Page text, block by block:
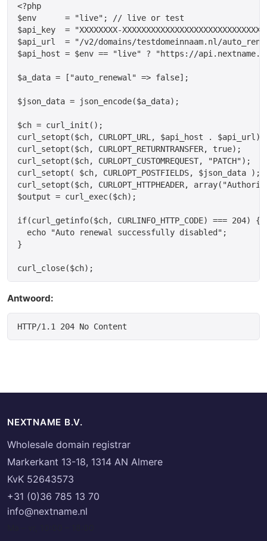
<?php
$env      = "live"; // live or test
$api_key  = "XXXXXXXX-
$api_url  = "/v2/domains/testdomeinnaam.nl/
$api_host = $env == "live" ? "https://
$a_data = ["auto_renewal" => false];
$json_data = json_encode($a_data);
$ch = curl_init();
curl_setopt($ch, CURLOPT_URL, $api_host . $api_url);
curl_setopt($ch, CURLOPT_RETURNTRANSFER, true);
curl_setopt($ch, CURLOPT_CUSTOMREQUEST, "PATCH");
curl_setopt( $ch, CURLOPT_POSTFIELDS, $json_data );
curl_setopt($ch, CURLOPT_HTTPHEADER,
$output = curl_exec($ch);
if(curl_getinfo($ch, CURLINFO_HTTP_CODE) === 204) {
  echo "Auto renewal successfully disabled";
}
Antwoord:
NEXTNAME B.V.
Wholesale domain registrar
Markerkant 13-18, 1314 AN Almere
KvK 52643573
+31 (0)36 785 13 70
info@nextname.nl